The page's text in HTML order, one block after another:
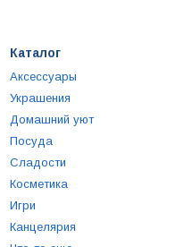
Каталог
Аксессуары
Украшения
Домашний уют
Посуда
Сладости
Косметика
Игри
Канцелярия